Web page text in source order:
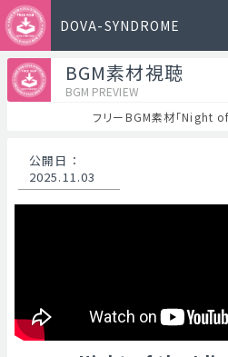
DOVA-SYNDROME
BGM素材視聴
BGM PREVIEW
フリーBGM素材「Night
公開日 ：
2025.11.03